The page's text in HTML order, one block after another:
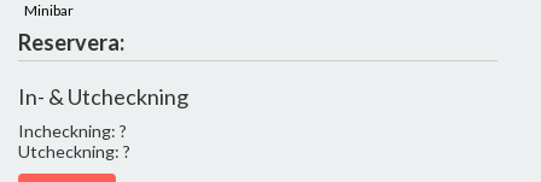
Minibar
Reservera:
In- & Utcheckning
Incheckning: ?
Utcheckning: ?